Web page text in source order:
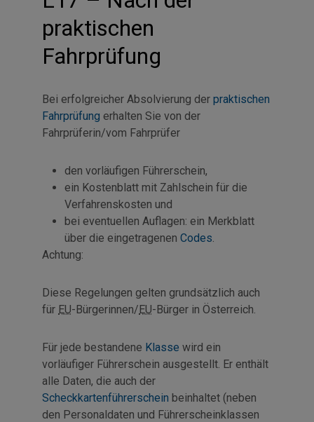
praktischen
Fahrprüfung
Bei erfolgreicher Absolvierung der praktischen
Fahrprüfung erhalten Sie von der
Fahrprüferin/vom Fahrprüfer
den vorläufigen Führerschein,
ein Kostenblatt mit Zahlschein für die
Verfahrenskosten und
bei eventuellen Auflagen: ein Merkblatt
über die eingetragenen Codes.
Achtung:
Diese Regelungen gelten grundsätzlich auch
für EU-Bürgerinnen/EU-Bürger in Österreich.
Für jede bestandene Klasse wird ein
vorläufiger Führerschein ausgestellt. Er enthält
alle Daten, die auch der
Scheckkartenführerschein beinhaltet (neben
den Personaldaten und Führerscheinklassen